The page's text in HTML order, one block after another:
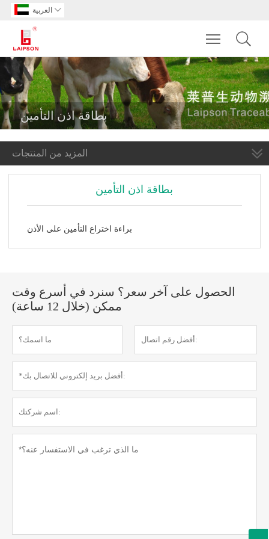
العربية 
Toggle
بطاقة اذن التأمين
المزيد من المنتجات
بطاقة اذن التأمين
براءة اختراع التأمين على الأذن
الحصول على آخر سعر؟ سنرد في أسرع وقت
ممكن (خلال 12 ساعة)